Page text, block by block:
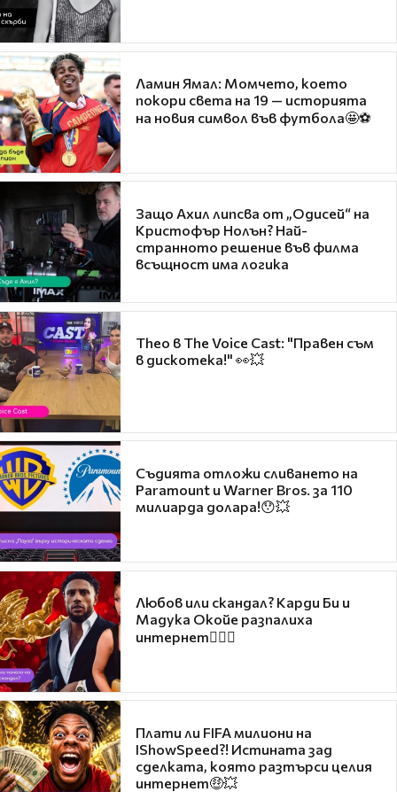
Ламин Ямал: Момчето, което
покори света на 19 — историята
на новия символ във футбола🤩⚽
Защо Ахил липсва от „Одисей“ на
Кристофър Нолън? Най-
странното решение във филма
всъщност има логика
Theo в The Voice Cast: "Правен съм
в дискотека!" 👀💥
Съдията отложи сливането на
Paramount и Warner Bros. за 110
милиарда долара!😯💥
Любов или скандал? Карди Би и
Мадука Окойе разпалиха
интернет❤️‍🔥🔥
Плати ли FIFA милиони на
IShowSpeed?! Истината зад
сделката, която разтърси целия
интернет🤑💥